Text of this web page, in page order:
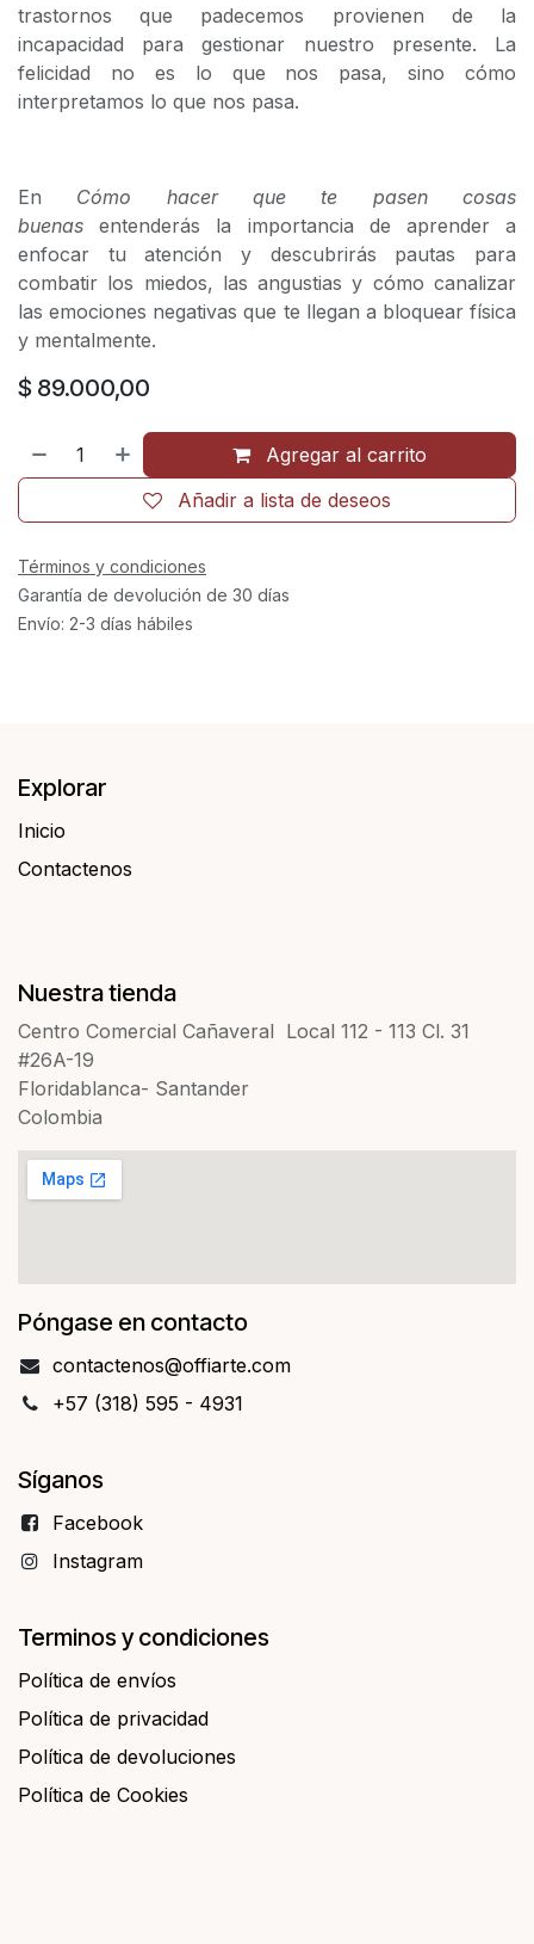
trastornos que padecemos provienen de la
incapacidad para gestionar nuestro presente. La
felicidad no es lo que nos pasa, sino cómo
interpretamos lo que nos pasa.
En Cómo hacer que te pasen cosas
buenas entenderás la importancia de aprender a
enfocar tu atención y descubrirás pautas para
combatir los miedos, las angustias y cómo canalizar
las emociones negativas que te llegan a bloquear física
y mentalmente.
$ 89.000,00
Agregar al carrito
Añadir a lista de deseos
Términos y condiciones
Garantía de devolución de 30 días
Envío: 2-3 días hábiles
Explorar
Inicio
Contactenos​​
Nuestra tienda
Centro Comercial Cañaveral Local 112 - 113 Cl. 31
#26A-19
Floridablanca- Santander
Colombia
Póngase en contacto
contact​​enos@offiarte.com
+57 (318) 595 - 4931
Síganos
Facebo​​ok
Instagram
Terminos y condiciones
Política de envíos
Política de privacidad
Política de devoluciones
Política de Cookies